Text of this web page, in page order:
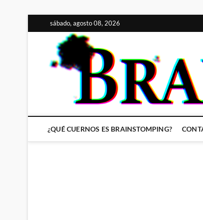
al
contenido
sábado, agosto 08, 2026
¿QUÉ CUERNOS ES BRAINSTOMPING?